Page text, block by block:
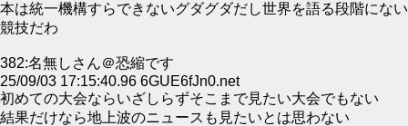
本は統一機構すらできないグダグダだし世界を語る段階にない
競技だわ
382:名無しさん＠恐縮です
25/09/03 17:15:40.96 6GUE6fJn0.net
初めての大会ならいざしらずそこまで見たい大会でもない
結果だけなら地上波のニュースも見たいとは思わない